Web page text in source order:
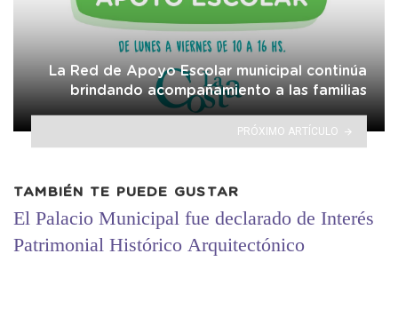
La Red de Apoyo Escolar municipal continúa
brindando acompañamiento a las familias
PRÓXIMO ARTÍCULO
TAMBIÉN TE PUEDE GUSTAR
El Palacio Municipal fue declarado de Interés
Patrimonial Histórico Arquitectónico